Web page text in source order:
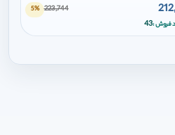
223,744
5%
فروش 43